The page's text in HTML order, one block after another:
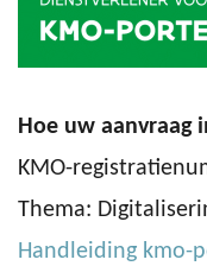
Hoe uw aanvraag
KMO-
Thema:
Handleiding kmo-